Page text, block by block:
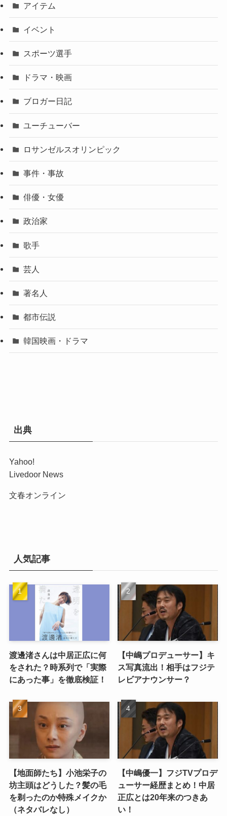
アイテム
イベント
スポーツ選手
ドラマ・映画
ブロガー日記
ユーチューバー
ロサンゼルスオリンピック
事件・事故
俳優・女優
政治家
歌手
芸人
著名人
都市伝説
韓国映画・ドラマ
出典
Yahoo!
Livedoor News
文春オンライン
人気記事
渡邊渚さんは中居正広に何
をされた？時系列で「実際
にあった事」を徹底検証！
【中嶋プロデューサー】キ
ス写真流出！相手はフジテ
レビアナウンサー？
【地面師たち】小池栄子の
坊主頭はどうした？髪の毛
を剃ったのか特殊メイクか
（ネタバレなし）
【中嶋優一】フジTVプロデ
ューサー経歴まとめ！中居
正広とは20年来のつきあ
い！